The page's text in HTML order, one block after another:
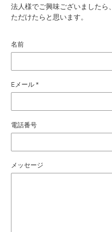
法人様でご興味ございました
ただけたらと思います。
名前
Eメール*
電話番号
メッセージ